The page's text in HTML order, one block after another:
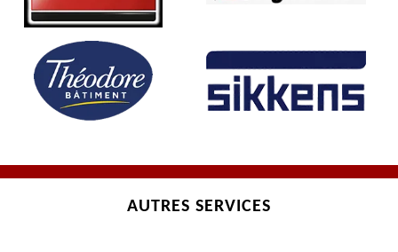
AUTRES SERVICES